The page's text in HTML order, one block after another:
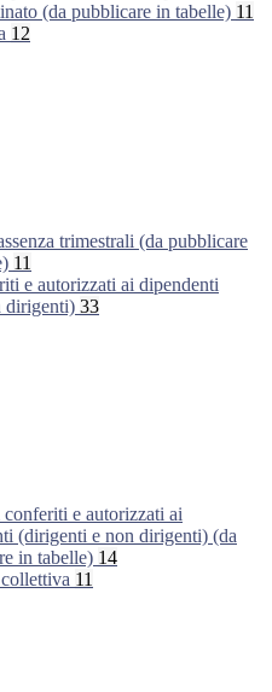
(da pubblicare in tabelle) 11
12
trimestrali (da pubblicare
11
e autorizzati ai dipendenti
dirigenti) 33
e autorizzati ai
(dirigenti e non dirigenti) (da
in tabelle) 14
11